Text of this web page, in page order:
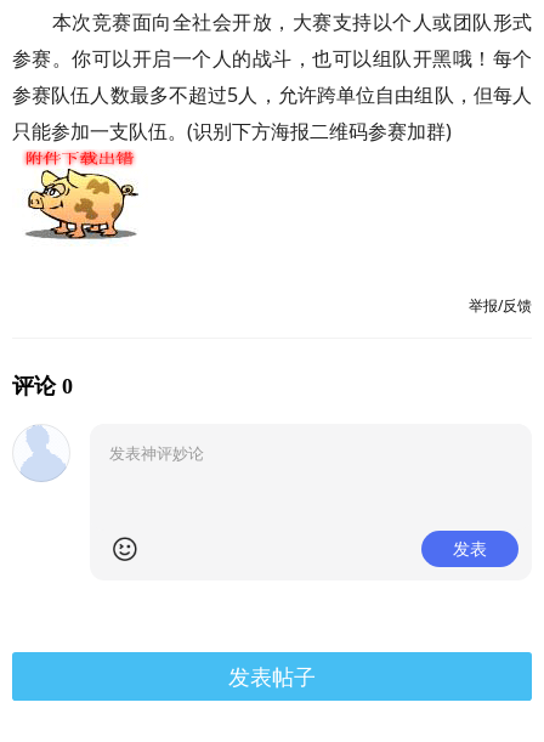
本次竞赛面向全社会开放，大赛支持以个人或团队形式
参赛。你可以开启一个人的战斗，也可以组队开黑哦！每个
参赛队伍人数最多不超过5人，允许跨单位自由组队，但每人
只能参加一支队伍。(识别下方海报二维码参赛加群)
举报/反馈
评论 0
发表
发表帖子